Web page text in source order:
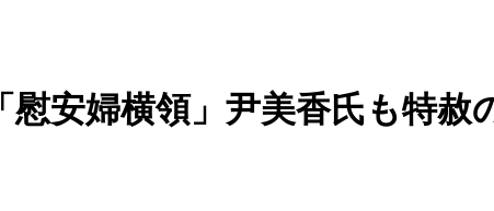
慰安婦横領」尹美香氏も特赦